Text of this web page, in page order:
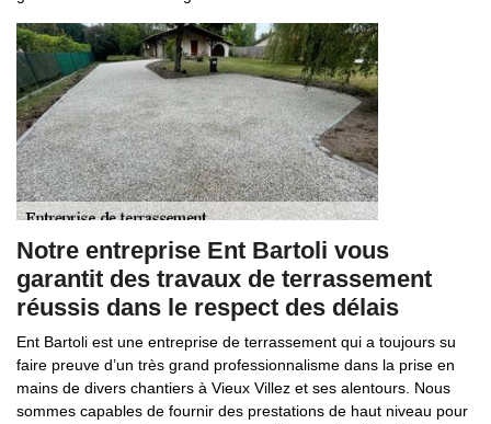
Notre entreprise Ent Bartoli vous
garantit des travaux de terrassement
réussis dans le respect des délais
Ent Bartoli est une entreprise de terrassement qui a toujours su
faire preuve d’un très grand professionnalisme dans la prise en
mains de divers chantiers à Vieux Villez et ses alentours. Nous
sommes capables de fournir des prestations de haut niveau pour